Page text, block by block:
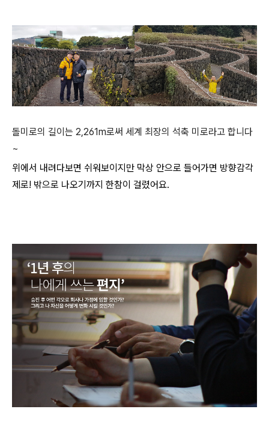
돌미로의 길이는 2,261m로써 세계 최장의 석축 미로라고 합니다
~
위에서 내려다보면 쉬워보이지만 막상 안으로 들어가면 방향감각
제로! 밖으로 나오기까지 한참이 걸렸어요.